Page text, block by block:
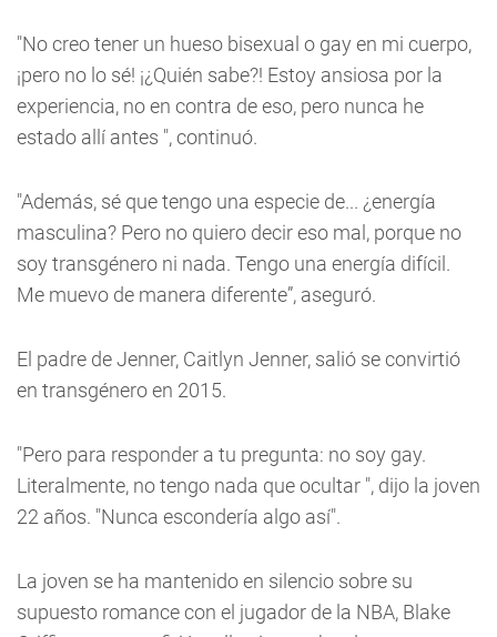
"No creo tener un hueso bisexual o gay en mi cuerpo,
¡pero no lo sé! ¡¿Quién sabe?! Estoy ansiosa por la
experiencia, no en contra de eso, pero nunca he
estado allí antes ", continuó.
"Además, sé que tengo una especie de... ¿energía
masculina? Pero no quiero decir eso mal, porque no
soy transgénero ni nada. Tengo una energía difícil.
Me muevo de manera diferente”, aseguró.
El padre de Jenner, Caitlyn Jenner, salió se convirtió
en transgénero en 2015.
"Pero para responder a tu pregunta: no soy gay.
Literalmente, no tengo nada que ocultar ", dijo la joven
22 años. "Nunca escondería algo así".
La joven se ha mantenido en silencio sobre su
supuesto romance con el jugador de la NBA, Blake